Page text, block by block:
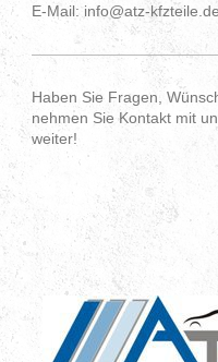
E-Mail: info@atz-
Haben Sie Fragen,
nehmen Sie Kontakt mit
weiter!